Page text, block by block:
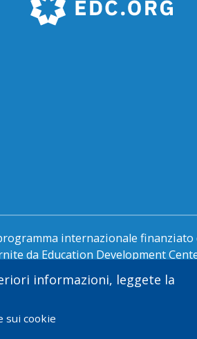
informazioni, leggete la
sui cookie
internazionale finanziato
da Education Development
riservati.